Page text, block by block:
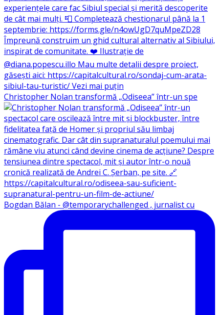
Christopher Nolan transformă „Odiseea” într-un spe
Bogdan Bălan - @temporarychallenged , jurnalist cu